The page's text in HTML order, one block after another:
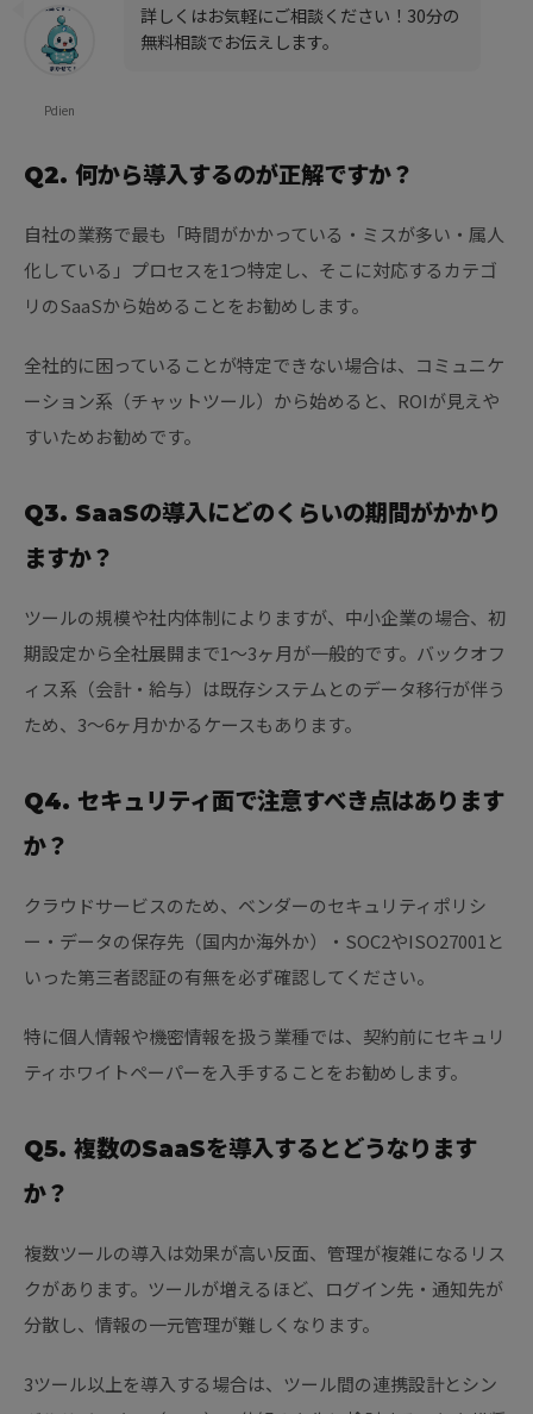
Pdien
詳しくはお気軽にご相談ください！30分の
無料相談でお伝えします。
Q2. 何から導入するのが正解ですか？
自社の業務で最も「時間がかかっている・ミスが多い・属人
化している」プロセスを1つ特定し、そこに対応するカテゴ
リのSaaSから始めることをお勧めします。
全社的に困っていることが特定できない場合は、コミュニケ
ーション系（チャットツール）から始めると、ROIが見えや
すいためお勧めです。
Q3. SaaSの導入にどのくらいの期間がかかり
ますか？
ツールの規模や社内体制によりますが、中小企業の場合、初
期設定から全社展開まで1〜3ヶ月が一般的です。バックオフ
ィス系（会計・給与）は既存システムとのデータ移行が伴う
ため、3〜6ヶ月かかるケースもあります。
Q4. セキュリティ面で注意すべき点はあります
か？
クラウドサービスのため、ベンダーのセキュリティポリシ
ー・データの保存先（国内か海外か）・SOC2やISO27001と
いった第三者認証の有無を必ず確認してください。
特に個人情報や機密情報を扱う業種では、契約前にセキュリ
ティホワイトペーパーを入手することをお勧めします。
Q5. 複数のSaaSを導入するとどうなります
か？
複数ツールの導入は効果が高い反面、管理が複雑になるリス
クがあります。ツールが増えるほど、ログイン先・通知先が
分散し、情報の一元管理が難しくなります。
3ツール以上を導入する場合は、ツール間の連携設計とシン